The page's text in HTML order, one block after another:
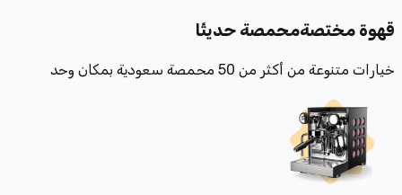
قهوة مختصةمحمصة حديثًا
خيارات متنوعة من أكثر من 50 محمصة سعودية بمكان وحد